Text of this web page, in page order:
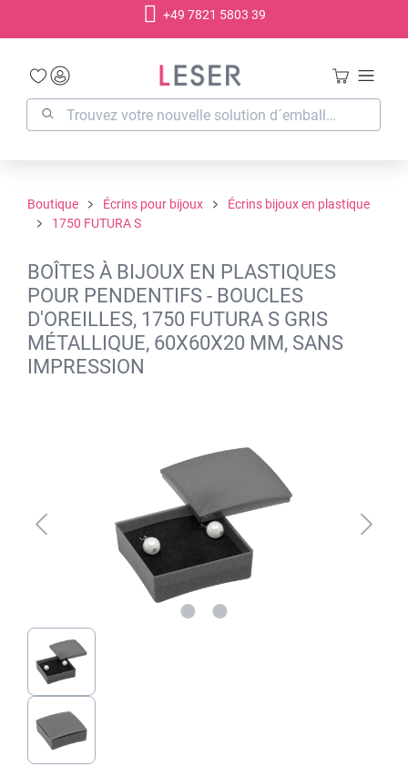
+49 7821 5803 39
Boutique Écrins pour bijoux
Écrins bijoux en plastique
1750 FUTURA S
BOÎTES À BIJOUX EN PLASTIQUES
POUR PENDENTIFS - BOUCLES
D'OREILLES, 1750 FUTURA S GRIS
MÉTALLIQUE, 60X60X20 MM, SANS
IMPRESSION